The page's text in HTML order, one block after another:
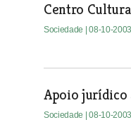
Centro
Sociedade | 08-10-2003
Apoio jurídico
Sociedade | 08-10-2003